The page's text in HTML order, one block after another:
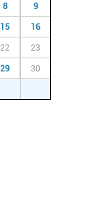
8 9
15 16
22 23
29 30